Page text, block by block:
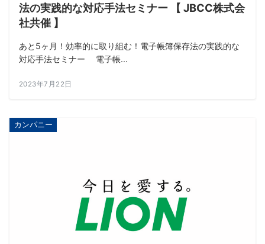
法の実践的な対応手法セミナー 【 JBCC株式会
社共催 】
あと5ヶ月！効率的に取り組む！電子帳簿保存法の実践的な
対応手法セミナー 電子帳...
2023年7月22日
カンパニー